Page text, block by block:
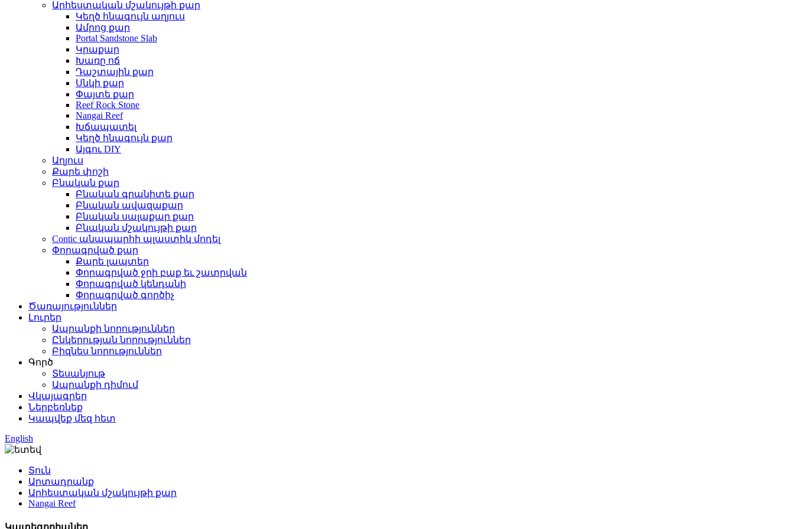
Արհեստական ​​մշակույթի քար
Կեղծ հնագույն աղյուս
Ամրոց քար
Portal Sandstone Slab
Կրաքար
Խառը ոճ
Դաշտային քար
Սնկի քար
Փայտե քար
Reef Rock Stone
Nangai Reef
Խճապատել
Կեղծ հնագույն քար
Այգու DIY
Աղյուս
Քարե փոշի
Բնական քար
Բնական գրանիտե քար
Բնական ավազաքար
Բնական սալաքար քար
Բնական մշակույթի քար
Contic անապարհի պլաստիկ մոդել
Փորագրված քար
Քարե լապտեր
Փորագրված ջրի բաք եւ շատրվան
Փորագրված կենդանի
Փորագրված գործիչ
Ծառայություններ
Լուրեր
Ապրանքի նորություններ
Ընկերության նորություններ
Բիզնես նորություններ
Գործ
Տեսանյութ
Ապրանքի դիմում
Վկայագրեր
Ներբեռնեք
Կապվեք մեզ հետ
English
Տուն
Արտադրանք
Արհեստական ​​մշակույթի քար
Nangai Reef